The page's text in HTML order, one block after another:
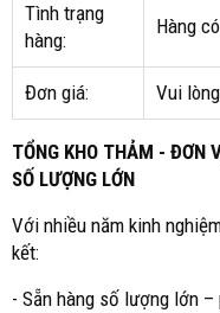
Tình trạng
hàng:
Hàng
Đơn giá: Vui
TỔNG KHO THẢM - ĐƠN
SỐ LƯỢNG LỚN
Với nhiều năm kinh
kết:
- Sẵn hàng số lượng lớn